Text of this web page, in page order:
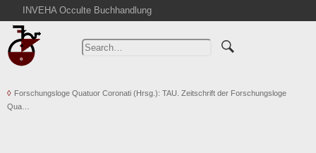
INVEHA Occulte Buchhandlung
Home
Advanced Search
CartForschungsloge Quatuor Coronati (Hrsg.): TAU. Zeitschrift der Forschungsloge
Qua…